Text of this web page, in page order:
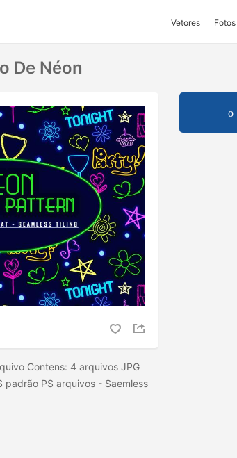
Vetores Fotos
De Néon
Contens: 4 arquivos JPG
PS arquivos - Saemless